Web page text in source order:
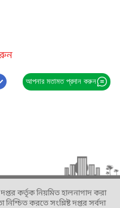
আপনার মতামত প্রদান করুন
কর্তৃক নিয়মিত হালনাগাদ করা
করতে সংশ্লিষ্ট দপ্তর সর্বদা